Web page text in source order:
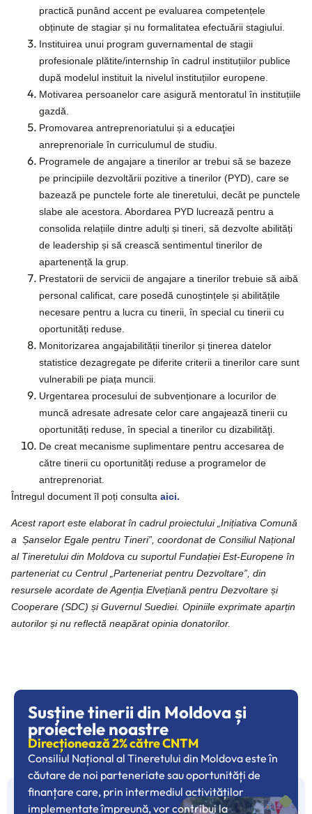
practică punând accent pe evaluarea competențele
obținute de stagiar și nu formalitatea efectuării stagiului.
Instituirea unui program guvernamental de stagii
profesionale plătite/internship în cadrul instituțiilor publice
după modelul instituit la nivelul instituțiilor europene.
Motivarea persoanelor care asigură mentoratul în instituțiile
gazdă.
Promovarea antreprenoriatului și a educaţiei
anreprenoriale în curriculumul de studiu.
Programele de angajare a tinerilor ar trebui să se bazeze
pe principiile dezvoltării pozitive a tinerilor (PYD), care se
bazează pe punctele forte ale tineretului, decât pe punctele
slabe ale acestora. Abordarea PYD lucrează pentru a
consolida relațiile dintre adulți și tineri, să dezvolte abilități
de leadership și să crească sentimentul tinerilor de
apartenență la grup.
Prestatorii de servicii de angajare a tinerilor trebuie să aibă
personal calificat, care posedă cunoștințele și abilitățile
necesare pentru a lucra cu tinerii, în special cu tinerii cu
oportunități reduse.
Monitorizarea angajabilității tinerilor și ținerea datelor
statistice dezagregate pe diferite criterii a tinerilor care sunt
vulnerabili pe piața muncii.
Urgentarea procesului de subvenționare a locurilor de
muncă adresate adresate celor care angajează tinerii cu
oportunități reduse, în special a tinerilor cu dizabilităţi.
De creat mecanisme suplimentare pentru accesarea de
către tinerii cu oportunități reduse a programelor de
antreprenoriat.
Întregul document îl poți consulta aici.
Acest raport este elaborat în cadrul proiectului „Inițiativa Comună
a Șanselor Egale pentru Tineri”, coordonat de Consiliul Național
al Tineretului din Moldova cu suportul Fundației Est-Europene în
parteneriat cu Centrul „Parteneriat pentru Dezvoltare”, din
resursele acordate de Agenția Elvețiană pentru Dezvoltare și
Cooperare (SDC) și Guvernul Suediei. Opiniile exprimate aparțin
autorilor și nu reflectă neapărat opinia donatorilor.
Susține tinerii din Moldova și
proiectele noastre
Direcționează 2% către CNTM
Consiliul Național al Tineretului din Moldova este în
căutare de noi parteneriate sau oportunități de
finanțare care, prin intermediul activităților
implementate împreună, vor contribui la